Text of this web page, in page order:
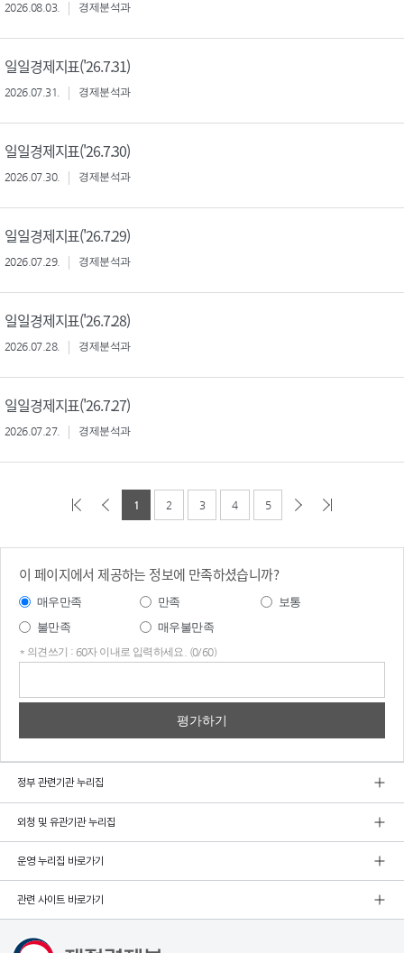
2026.08.03. 경제분석과
일일경제지표('26.7.31)
2026.07.31. 경제분석과
일일경제지표('26.7.30)
2026.07.30. 경제분석과
일일경제지표('26.7.29)
2026.07.29. 경제분석과
일일경제지표('26.7.28)
2026.07.28. 경제분석과
일일경제지표('26.7.27)
2026.07.27. 경제분석과
1 2 3 4 5
이 페이지에서 제공하는 정보에 만족하셨습니까?
매우만족 만족
보통
불만족
매우불만족
* 의견쓰기 : 60자 이내로 입력하세요. (0/60)
정부 관련기관 누리집
외청 및 유관기관 누리집
운영 누리집 바로가기
관련 사이트 바로가기